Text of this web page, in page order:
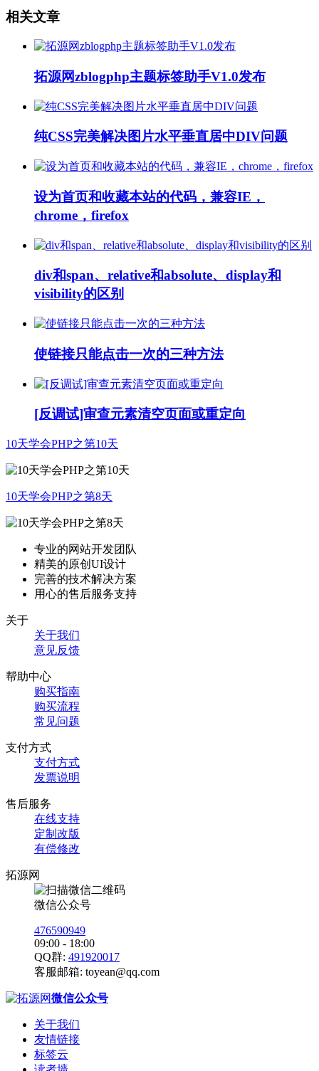
相关文章
拓源网zblogphp主题标签助手V1.0发布
纯CSS完美解决图片水平垂直居中DIV问题
设为首页和收藏本站的代码，兼容IE，
chrome，firefox
div和span、relative和absolute、display和
visibility的区别
使链接只能点击一次的三种方法
[反调试]审查元素清空页面或重定向
10天学会PHP之第10天
10天学会PHP之第8天
专业的网站开发团队
精美的原创UI设计
完善的技术解决方案
用心的售后服务支持
关于
关于我们
意见反馈
帮助中心
购买指南
购买流程
常见问题
支付方式
支付方式
发票说明
售后服务
在线支持
定制改版
有偿修改
拓源网
微信公众号
476590949
09:00 - 18:00
QQ群: 491920017
客服邮箱: toyean@qq.com
微信公众号
关于我们
友情链接
标签云